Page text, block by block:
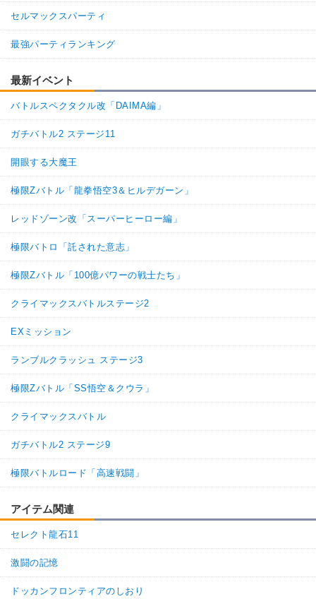
9.5 /10点
【一致するカテゴリー(3)】
天使悟空3
8.5 /10点
【発動リンク効果】 ※発動条件あり
・気力+1
・ATK+30%
【一致するリンクスキル(
限界を超えた姿
超激戦
【一致するカテゴリー(
超サイヤ人3
超サイヤ人を超えた力
7.5 /10点
・
気力+1
【一致するリンクスキル(
超サイヤ人
戦闘民族サイヤ人
【一致するカテゴリー(
黒衣の戦士
7.5 /10点
【発動リンク効果】
・ATK+30%
戦闘民族サイヤ人
サイヤ人の血
超激戦
純粋サイヤ人
クロスオーバー
【発動リンク効果】
・ATK+20%
【一致するリンクスキル(
セルマックスパーティ
最強パーティランキング
最新イベント
バトルスペクタクル改「DAIMA編」
ガチバトル2 ステージ11
開眼する大魔王
極限Zバトル「龍拳悟空3＆ヒルデガーン」
レッドゾーン改「スーパーヒーロー編」
極限バトロ「託された意志」
極限Zバトル「100億パワーの戦士たち」
クライマックスバトルステージ2
EXミッション
ランブルクラッシュ ステージ3
極限Zバトル「SS悟空＆クウラ」
クライマックスバトル
ガチバトル2 ステージ9
極限バトルロード「高速戦闘」
アイテム関連
セレクト龍石11
激闘の記憶
ドッカンフロンティアのしおり